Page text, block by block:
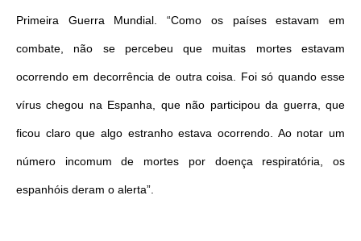
Primeira Guerra Mundial. “Como os países estavam em
combate, não se percebeu que muitas mortes estavam
ocorrendo em decorrência de outra coisa. Foi só quando esse
vírus chegou na Espanha, que não participou da guerra, que
ficou claro que algo estranho estava ocorrendo. Ao notar um
número incomum de mortes por doença respiratória, os
espanhóis deram o alerta”.